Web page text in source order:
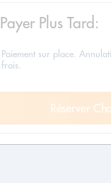
Payer Plus Tard:
Paiement sur place.
frais.
Réserver